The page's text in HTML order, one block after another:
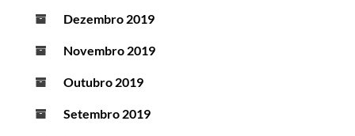
Dezembro 2019
Novembro 2019
Outubro 2019
Setembro 2019